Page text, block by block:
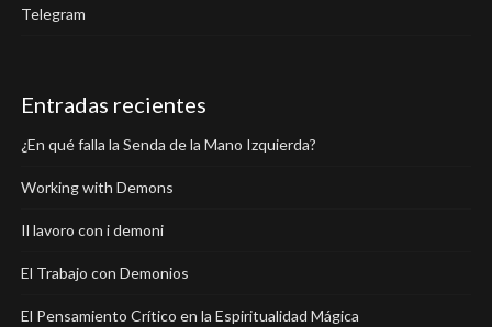
Telegram
Entradas recientes
¿En qué falla la Senda de la Mano Izquierda?
Working with Demons
Il lavoro con i demoni
El Trabajo con Demonios
El Pensamiento Crítico en la Espiritualidad Mágica